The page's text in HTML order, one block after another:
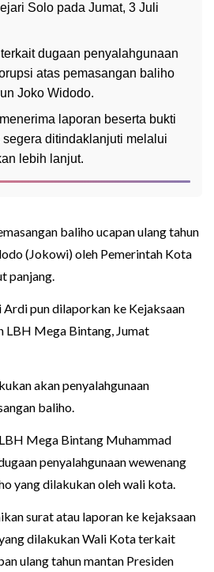
Solo pada Jumat, 3 Juli
dugaan penyalahgunaan
atas pemasangan baliho
Joko Widodo.
laporan beserta bukti
ditindaklanjuti melalui
lebih lanjut.
baliho ucapan ulang tahun
(Jokowi) oleh Pemerintah Kota
panjang.
Ardi pun dilaporkan ke Kejaksaan
LBH Mega Bintang, Jumat
akan penyalahgunaan
baliho.
Mega Bintang Muhammad
penyalahgunaan wewenang
yang dilakukan oleh wali kota.
surat atau laporan ke kejaksaan
dilakukan Wali Kota terkait
ulang tahun mantan Presiden